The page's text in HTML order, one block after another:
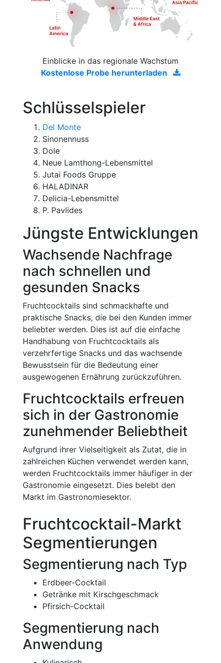
Einblicke in das regionale Wachstum
Kostenlose Probe herunterladen
Schlüsselspieler
Del Monte
Sinonennuss
Dole
Neue Lamthong-Lebensmittel
Jutai Foods Gruppe
HALADINAR
Delicia-Lebensmittel
P. Pavlides
Jüngste Entwicklungen
Wachsende Nachfrage
nach schnellen und
gesunden Snacks
Fruchtcocktails sind schmackhafte und
praktische Snacks, die bei den Kunden immer
beliebter werden. Dies ist auf die einfache
Handhabung von Fruchtcocktails als
verzehrfertige Snacks und das wachsende
Bewusstsein für die Bedeutung einer
ausgewogenen Ernährung zurückzuführen.
Fruchtcocktails erfreuen
sich in der Gastronomie
zunehmender Beliebtheit
Aufgrund ihrer Vielseitigkeit als Zutat, die in
zahlreichen Küchen verwendet werden kann,
werden Fruchtcocktails immer häufiger in der
Gastronomie eingesetzt. Dies belebt den
Markt im Gastronomiesektor.
Fruchtcocktail-Markt
Segmentierungen
Segmentierung nach Typ
Erdbeer-Cocktail
Getränke mit Kirschgeschmack
Pfirsich-Cocktail
Segmentierung nach
Anwendung